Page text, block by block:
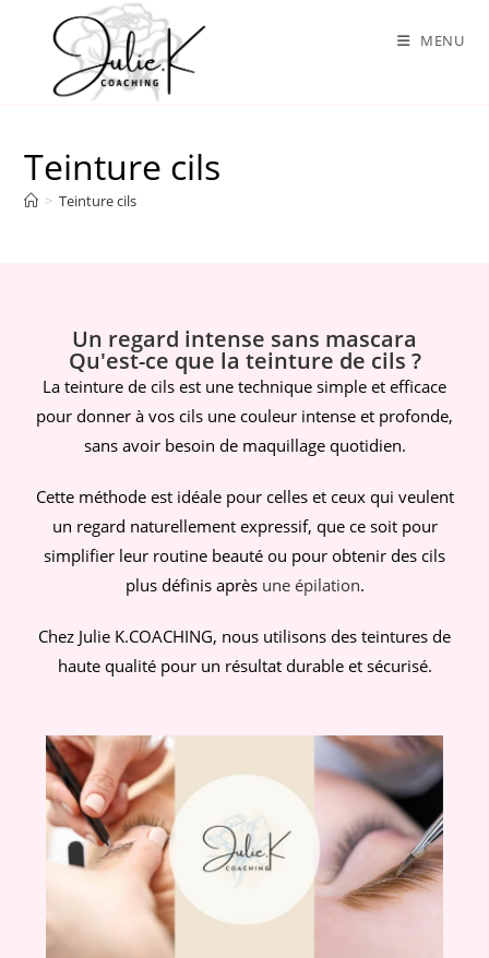
MENU
Teinture cils
> Teinture cils
Un regard intense sans mascara
Qu'est-ce que la teinture de cils ?
La teinture de cils est une technique simple et efficace
pour donner à vos cils une couleur intense et profonde,
sans avoir besoin de maquillage quotidien.
Cette méthode est idéale pour celles et ceux qui veulent
un regard naturellement expressif, que ce soit pour
simplifier leur routine beauté ou pour obtenir des cils
plus définis après une épilation.
Chez Julie K.COACHING, nous utilisons des teintures de
haute qualité pour un résultat durable et sécurisé.